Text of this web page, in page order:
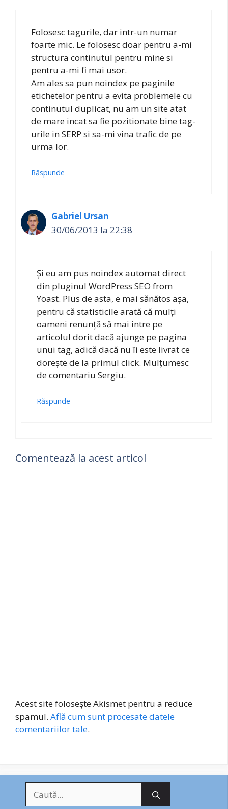
Folosesc tagurile, dar intr-un numar
foarte mic. Le folosesc doar pentru a-mi
structura continutul pentru mine si
pentru a-mi fi mai usor.
Am ales sa pun noindex pe paginile
etichetelor pentru a evita problemele cu
continutul duplicat, nu am un site atat
de mare incat sa fie pozitionate bine tag-
urile in SERP si sa-mi vina trafic de pe
urma lor.
Răspunde
Gabriel Ursan
30/06/2013 la 22:38
Și eu am pus noindex automat direct
din pluginul WordPress SEO from
Yoast. Plus de asta, e mai sănătos așa,
pentru că statisticile arată că mulți
oameni renunță să mai intre pe
articolul dorit dacă ajunge pe pagina
unui tag, adică dacă nu îi este livrat ce
dorește de la primul click. Mulțumesc
de comentariu Sergiu.
Răspunde
Comentează la acest articol
Acest site folosește Akismet pentru a reduce
spamul. Află cum sunt procesate datele
comentariilor tale.
după: